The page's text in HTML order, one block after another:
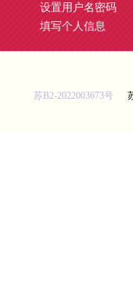
设置用户名密码
填写个人信息
苏B2-2022003673号